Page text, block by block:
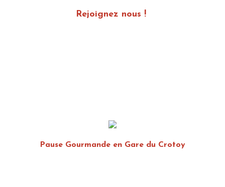
Rejoignez nous !
Pause Gourmande en Gare du Crotoy